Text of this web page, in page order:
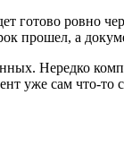
готово ровно
прошел, а
Нередко
уже сам что-то